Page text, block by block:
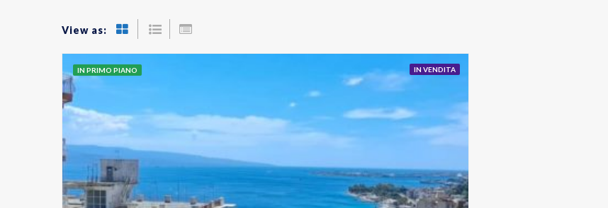
View as:
IN PRIMO PIANO IN VENDITA